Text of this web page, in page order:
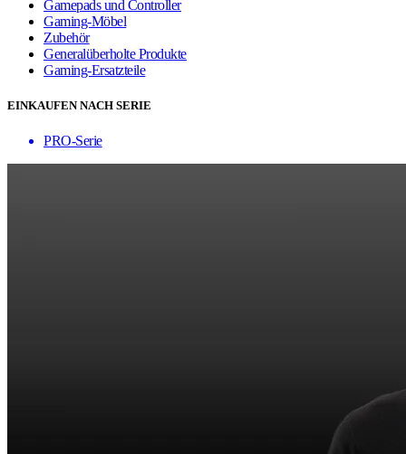
Gamepads und Controller
Gaming-Möbel
Zubehör
Generalüberholte Produkte
Gaming-Ersatzteile
EINKAUFEN NACH SERIE
PRO-Serie